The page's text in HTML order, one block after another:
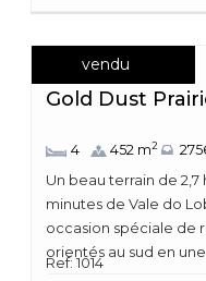
vendu
Gold Dust
4 452 m2
Un beau terrain de
minutes de Vale do
occasion spéciale de
orientés au sud en
Ref: 1014